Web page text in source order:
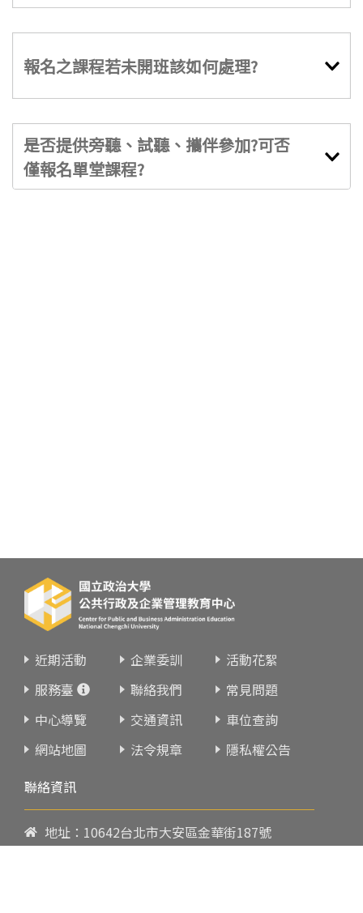
報名之課程若未開班該如何處理?
是否提供旁聽、試聽、攜伴參加?可否
僅報名單堂課程?
近期活動 企業委訓
活動花絮
服務臺
聯絡我們
常見問題
中心導覽
交通資訊
車位查詢
網站地圖
法令規章
隱私權公告
聯絡資訊
地址：10642台北市大安區金華街187號